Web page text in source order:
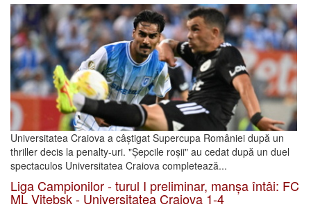
Universitatea Craiova a câștigat Supercupa României după un
thriller decis la penalty-uri. "Șepcile roșii" au cedat după un duel
spectaculos Universitatea Craiova completează...
Liga Campionilor - turul I preliminar, manșa întâi: FC
ML Vitebsk - Universitatea Craiova 1-4